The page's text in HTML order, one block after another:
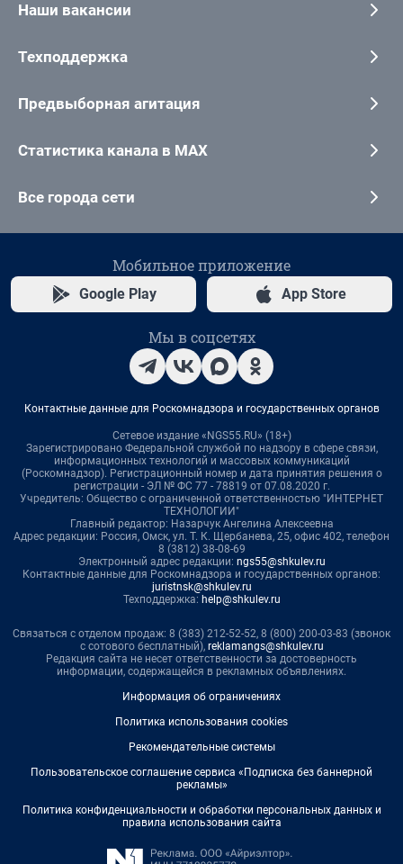
Наши вакансии
Техподдержка
Предвыборная агитация
Статистика канала в MAX
Все города сети
Мобильное приложение
Google Play App Store
Мы в соцсетях
Контактные данные для Роскомнадзора и государственных органов
Сетевое издание «NGS55.RU» (18+)
Зарегистрировано Федеральной службой по надзору в сфере связи,
информационных технологий и массовых коммуникаций
(Роскомнадзор). Регистрационный номер и дата принятия решения о
регистрации - ЭЛ № ФС 77 - 78819 от 07.08.2020 г.
Учредитель: Общество с ограниченной ответственностью "ИНТЕРНЕТ
ТЕХНОЛОГИИ"
Главный редактор: Назарчук Ангелина Алексеевна
Адрес редакции: Россия, Омск, ул. Т. К. Щербанева, 25, офис 402, телефон
8 (3812) 38-08-69
Электронный адрес редакции: ngs55@shkulev.ru
Контактные данные для Роскомнадзора и государственных органов:
juristnsk@shkulev.ru
Техподдержка: help@shkulev.ru
Связаться с отделом продаж: 8 (383) 212-52-52, 8 (800) 200-03-83 (звонок
с сотового бесплатный), reklamangs@shkulev.ru
Редакция сайта не несет ответственности за достоверность
информации, содержащейся в рекламных объявлениях.
Информация об ограничениях
Политика использования cookies
Рекомендательные системы
Пользовательское соглашение сервиса «Подписка без баннерной
рекламы»
Политика конфиденциальности и обработки персональных данных и
правила использования сайта